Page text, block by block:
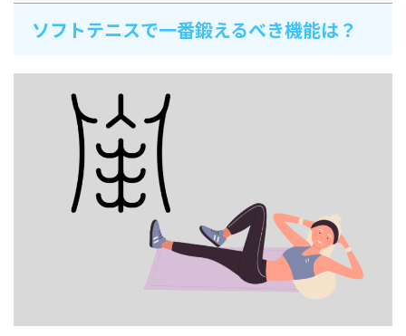
ソフトテニスで一番鍛えるべき機能は？